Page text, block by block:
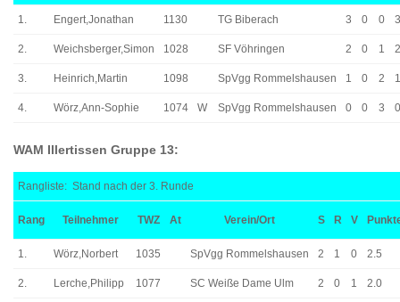
1. Engert,Jonathan 1130 TG Biberach 3 0 0
2. Weichsberger,Simon 1028 SF Vöhringen 2 0 1
3. Heinrich,Martin 1098 SpVgg Rommelshausen 1 0 2
4. Wörz,Ann-Sophie 1074 W SpVgg Rommelshausen 0 0 3
WAM Illertissen Gruppe 13:
Rangliste: Stand nach der 3. Runde
Rang Teilnehmer TWZ At Verein/Ort S R V
1. Wörz,Norbert 1035 SpVgg Rommelshausen 2 1 0 2.5
2. Lerche,Philipp 1077 SC Weiße Dame Ulm 2 0 1 2.0